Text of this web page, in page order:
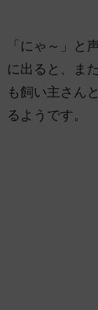
「にゃ～」と
に出ると、ま
も飼い主さん
るようです。